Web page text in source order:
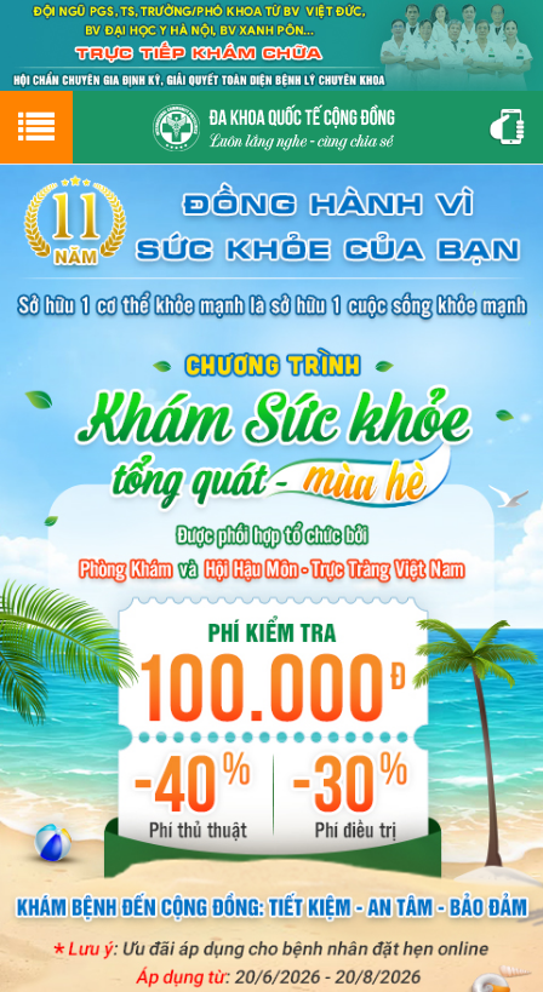
Hotline0243.9656.999tư vấn miễn phí
GIỚI THIỆU
GIỚI THIỆU VỀ PHÒNG KHÁM
CƠ SỞ VẬT CHẤT
ĐẶT HẸN LỊCH KHÁM
ĐƯỜNG TỚI PHÒNG KHÁM
PHỤ KHOA
BỆNH HẬU MÔN
BỆNH XÃ HỘI